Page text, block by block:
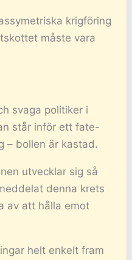
krigföring
måste vara
svaga politiker i
står inför ett fate-
– bollen är kastad.
utvecklar sig så
denna krets
av att hålla emot
helt enkelt fram